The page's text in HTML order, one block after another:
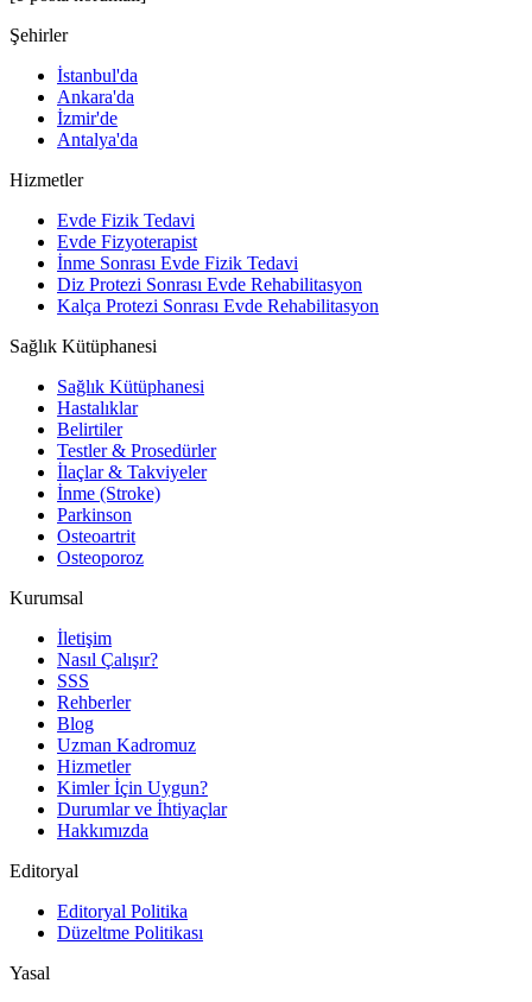
Şehirler
İstanbul'da
Ankara'da
İzmir'de
Antalya'da
Hizmetler
Evde Fizik Tedavi
Evde Fizyoterapist
İnme Sonrası Evde Fizik Tedavi
Diz Protezi Sonrası Evde Rehabilitasyon
Kalça Protezi Sonrası Evde Rehabilitasyon
Sağlık Kütüphanesi
Sağlık Kütüphanesi
Hastalıklar
Belirtiler
Testler & Prosedürler
İlaçlar & Takviyeler
İnme (Stroke)
Parkinson
Osteoartrit
Osteoporoz
Kurumsal
İletişim
Nasıl Çalışır?
SSS
Rehberler
Blog
Uzman Kadromuz
Hizmetler
Kimler İçin Uygun?
Durumlar ve İhtiyaçlar
Hakkımızda
Editoryal
Editoryal Politika
Düzeltme Politikası
Yasal